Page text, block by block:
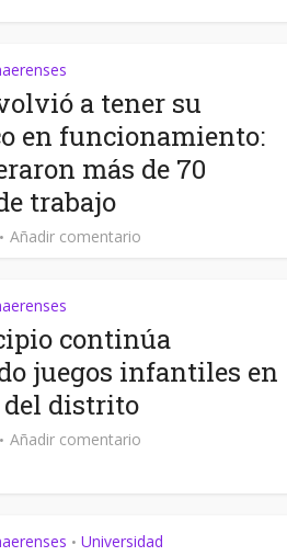
a tener su
en funcionamiento:
más de 70
trabajo
Añadir comentario
continúa
juegos infantiles en
del distrito
Añadir comentario
• Universidad